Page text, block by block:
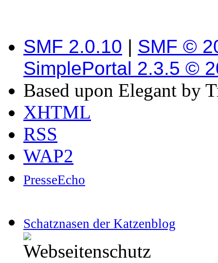
SMF 2.0.10 | SMF ©
SimplePortal 2.3.5 ©
Based upon Elegant by
XHTML
RSS
WAP2
PresseEcho
Schatznasen der Katzenblog